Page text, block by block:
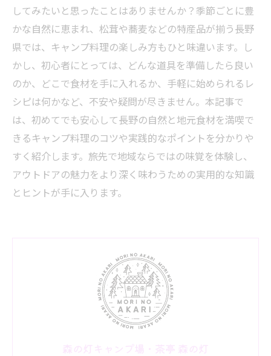
してみたいと思ったことはありませんか？季節ごとに豊
かな自然に恵まれ、松茸や蕎麦などの特産品が揃う長野
県では、キャンプ料理の楽しみ方もひと味違います。し
かし、初心者にとっては、どんな道具を準備したら良い
のか、どこで食材を手に入れるか、手軽に始められるレ
シピは何かなど、不安や疑問が尽きません。本記事で
は、初めてでも安心して長野の自然と地元食材を満喫で
きるキャンプ料理のコツや実践的なポイントを分かりや
すく紹介します。旅先で地域ならではの味覚を体験し、
アウトドアの魅力をより深く味わうための実用的な知識
とヒントが手に入ります。